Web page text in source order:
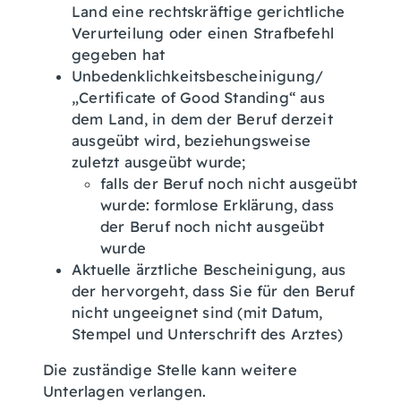
Land eine rechtskräftige gerichtliche
Verurteilung oder einen Strafbefehl
gegeben hat
Unbedenklichkeitsbescheinigung/
„Certificate of Good Standing“ aus
dem Land, in dem der Beruf derzeit
ausgeübt wird, beziehungsweise
zuletzt ausgeübt wurde;
falls der Beruf noch nicht ausgeübt
wurde: formlose Erklärung, dass
der Beruf noch nicht ausgeübt
wurde
Aktuelle ärztliche Bescheinigung, aus
der hervorgeht, dass Sie für den Beruf
nicht ungeeignet sind (mit Datum,
Stempel und Unterschrift des Arztes)
Die zuständige Stelle kann weitere
Unterlagen verlangen.